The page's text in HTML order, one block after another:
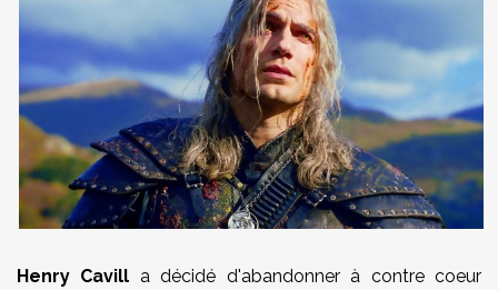
Henry Cavill a décidé d'abandonner à contre coeur